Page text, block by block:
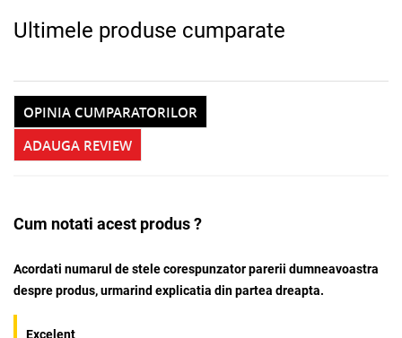
Ultimele produse cumparate
ADAUGA REVIEW
OPINIA CUMPARATORILOR
Cum notati acest produs ?
Acordati numarul de stele corespunzator parerii dumneavoastra
despre produs, urmarind explicatia din partea dreapta.
Excelent